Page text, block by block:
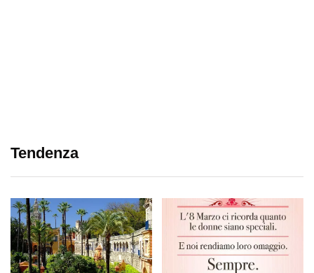
Tendenza